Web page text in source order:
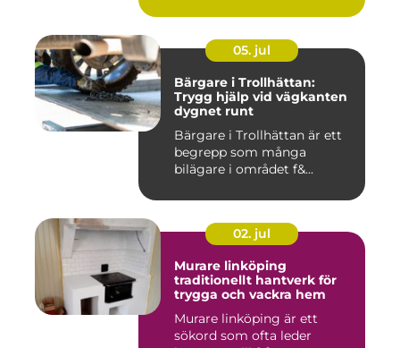
05. jul
Bärgare i Trollhättan:
Trygg hjälp vid vägkanten
dygnet runt
Bärgare i Trollhättan är ett
begrepp som många
bilägare i området f&...
02. jul
Murare linköping
traditionellt hantverk för
trygga och vackra hem
Murare linköping är ett
sökord som ofta leder